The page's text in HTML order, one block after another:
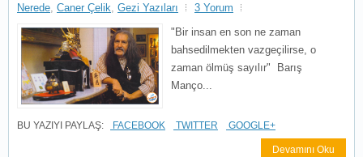
Nerede Caner Çelik Gezi Yazıları
3 Yorum
"Bir insan en son ne zaman
bahsedilmekten vazgeçilirse, o
zaman ölmüş sayılır" Barış
Manço...
BU YAZIYI PAYLAŞ: FACEBOOK TWITTER GOOGLE+
Devamını Oku